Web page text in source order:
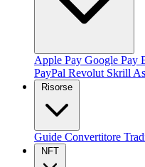
Apple Pay Google Pay
PayPal Revolut Skrill
Risorse
Guide Convertitore
NFT